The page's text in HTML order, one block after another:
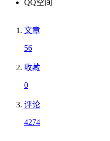
QQ空间
文章
56
收藏
0
评论
4274